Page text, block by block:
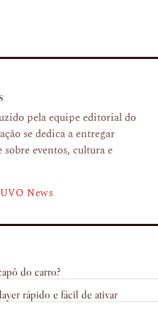
pela equipe editorial do
se dedica a entregar
eventos, cultura e
News
do carro?
rápido e fácil de ativar